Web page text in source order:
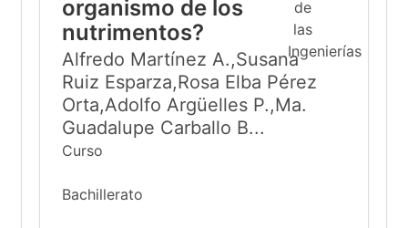
organismo de los
nutrimentos?
Alfredo Martínez A.,Susana
Ruiz Esparza,Rosa Elba Pérez
Orta,Adolfo Argüelles P.,Ma.
Guadalupe Carballo B...
Curso
Bachillerato